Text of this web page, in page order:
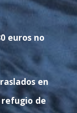
euros no
en
de